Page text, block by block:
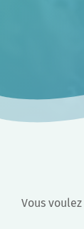
Vous